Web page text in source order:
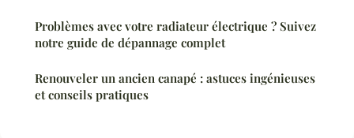
Problèmes avec votre radiateur électrique ? Suivez
notre guide de dépannage complet
Renouveler un ancien canapé : astuces ingénieuses
et conseils pratiques